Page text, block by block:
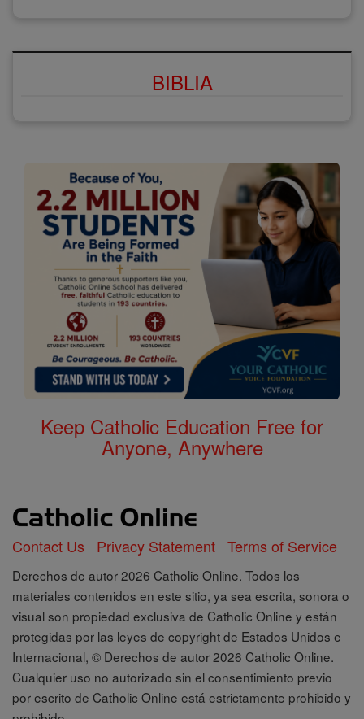
BIBLIA
Keep Catholic Education Free for
Anyone, Anywhere
Contact Us Privacy Statement Terms of Service
Derechos de autor 2026 Catholic Online. Todos los
materiales contenidos en este sitio, ya sea escrita, sonora o
visual son propiedad exclusiva de Catholic Online y están
protegidas por las leyes de copyright de Estados Unidos e
Internacional, © Derechos de autor 2026 Catholic Online.
Cualquier uso no autorizado sin el consentimiento previo
por escrito de Catholic Online está estrictamente prohibido y